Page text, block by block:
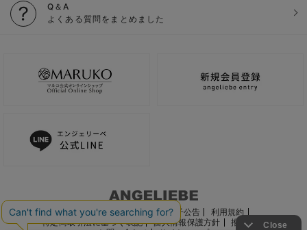
Q＆A
よくある質問をまとめました
ご利用ガイド 会社概要 電子公告
利用規約
特定商取引法に基づく表記
個人情報保護方針
推奨環境